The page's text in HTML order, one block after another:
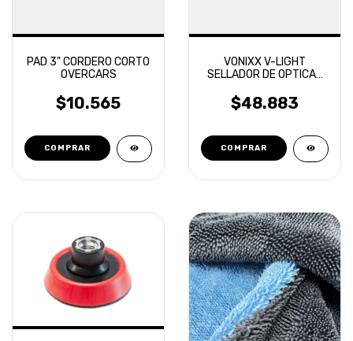
PAD 3" CORDERO CORTO
OVERCARS
$10.565
VONIXX V-LIGHT
SELLADOR DE OPTICAS
$48.883